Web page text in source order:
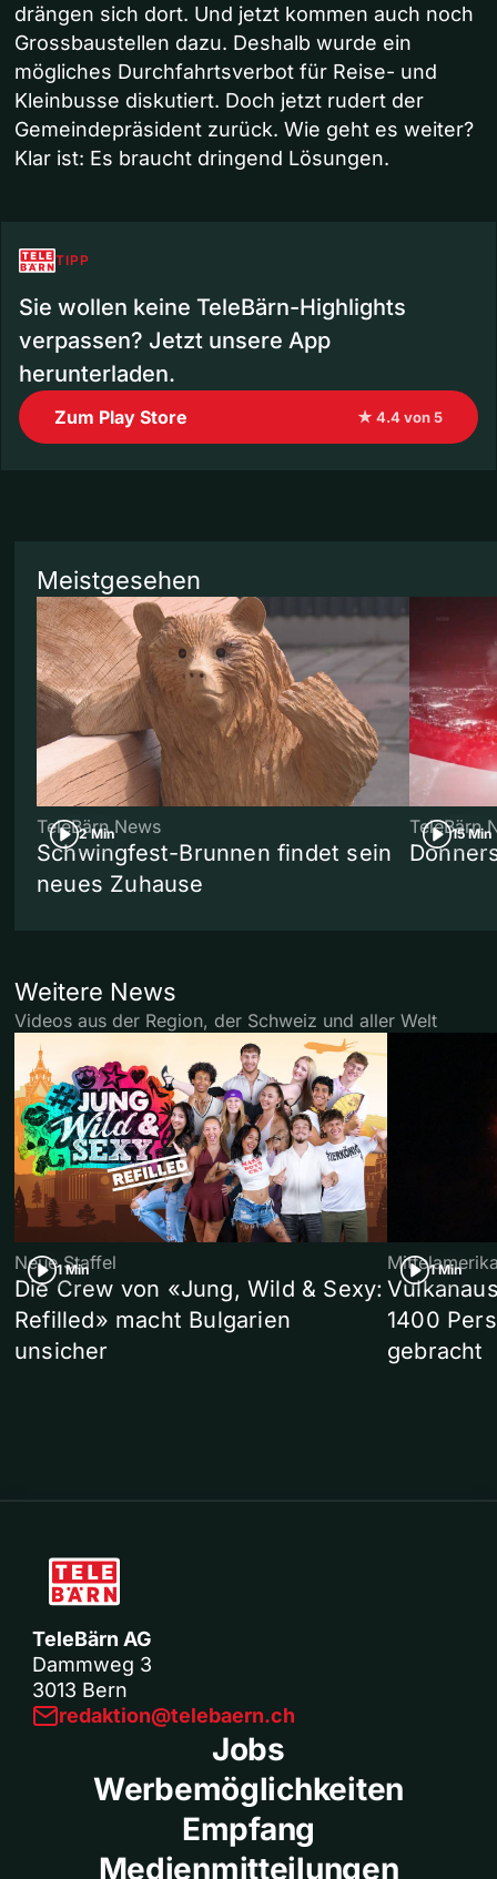
drängen sich dort. Und jetzt kommen auch noch
Grossbaustellen dazu. Deshalb wurde ein
mögliches Durchfahrtsverbot für Reise- und
Kleinbusse diskutiert. Doch jetzt rudert der
Gemeindepräsident zurück. Wie geht es weiter?
Klar ist: Es braucht dringend Lösungen.
TIPP
Sie wollen keine TeleBärn-Highlights
verpassen? Jetzt unsere App
herunterladen.
Zum Play Store ★ 4.4 von 5
Meistgesehen
2 Min
TeleBärn News
Schwingfest-Brunnen findet sein
neues Zuhause
15 Min
TeleBärn
Weitere News
Videos aus der Region, der Schweiz und aller Welt
1 Min
Neue Staffel
Die Crew von «Jung, Wild & Sexy:
Refilled» macht Bulgarien
unsicher
1 Min
1400
gebracht
TeleBärn AG
Dammweg 3
3013 Bern
redaktion@telebaern.ch
Jobs
Werbemöglichkeiten
Empfang
Medienmitteilungen